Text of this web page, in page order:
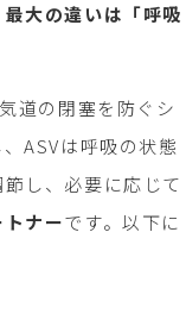
最大の違いは「呼吸
道の閉塞を防ぐシ
ASVは呼吸の状態
し、必要に応じて
ナーです。以下に